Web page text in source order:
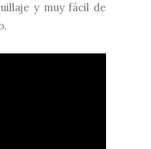
y muy fácil de